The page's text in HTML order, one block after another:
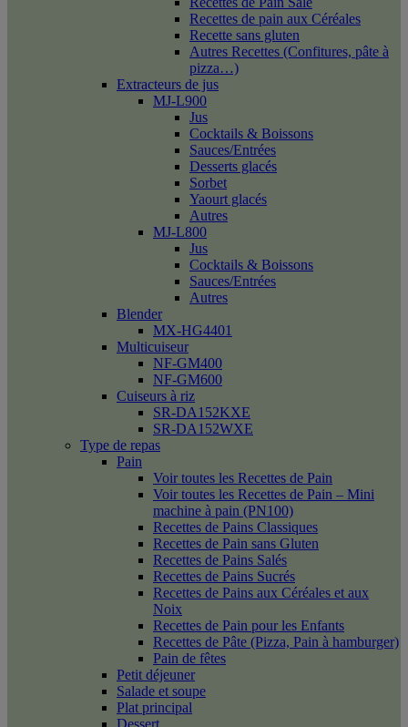
Recettes de pain aux Céréales
Recette sans gluten
Autres Recettes (Confitures, pâte à
pizza…)
Extracteurs de jus
MJ-L900
Jus
Cocktails & Boissons
Sauces/Entrées
Desserts glacés
Sorbet
Yaourt glacés
Autres
MJ-L800
Jus
Cocktails & Boissons
Sauces/Entrées
Autres
Blender
MX-HG4401
Multicuiseur
NF-GM400
NF-GM600
Cuiseurs à riz
SR-DA152KXE
SR-DA152WXE
Type de repas
Pain
Voir toutes les Recettes de Pain
Voir toutes les Recettes de Pain – Mini
machine à pain (PN100)
Recettes de Pains Classiques
Recettes de Pain sans Gluten
Recettes de Pains Salés
Recettes de Pains Sucrés
Recettes de Pains aux Céréales et aux
Noix
Recettes de Pain pour les Enfants
Recettes de Pâte (Pizza, Pain à hamburger)
Pain de fêtes
Petit déjeuner
Salade et soupe
Plat principal
Dessert